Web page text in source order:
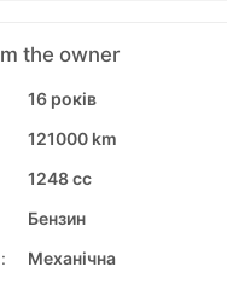
the owner
16 років
121000 km
1248 cc
Бензин
Механічна